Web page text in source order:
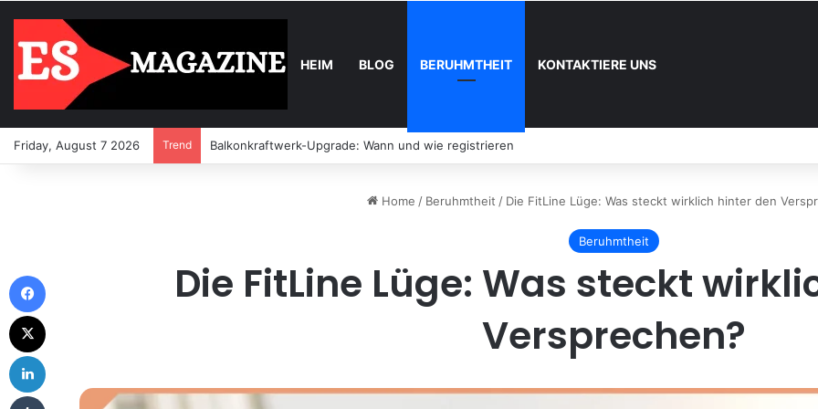
HEIM BLOG BERUHMTHEIT KONTAKTIERE UNS
Friday, August 7 2026 Trend Balkonkraftwerk-Upgrade: Wann und wie registrieren
Home / Beruhmtheit / Die FitLine Lüge: Was steckt wirklich hinter den
Beruhmtheit
Die FitLine Lüge: Was steckt
Versprechen?
Tumblr